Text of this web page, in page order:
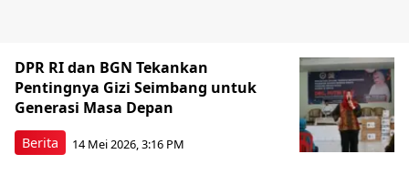
Berita
DPR RI dan BGN Tekankan
Pentingnya Gizi Seimbang untuk
Generasi Masa Depan
14 Mei 2026, 3:16 PM